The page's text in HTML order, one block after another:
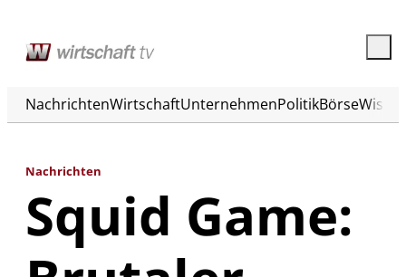
NachrichtenWirtschaftUnternehmenPolitikBörse
Nachrichten
Squid Game: